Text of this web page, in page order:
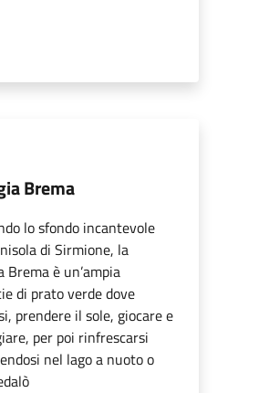
Brema
lo sfondo incantevole
di Sirmione, la
Brema è un’ampia
di prato verde dove
prendere il sole, giocare e
per poi rinfrescarsi
nel lago a nuoto o